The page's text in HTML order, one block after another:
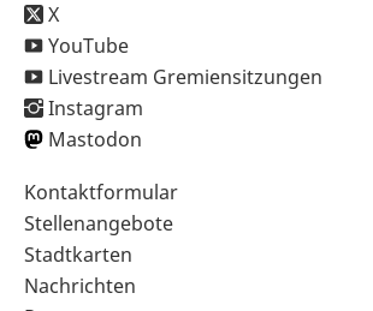
X
YouTube
Livestream Gremiensitzungen
Instagram
Mastodon
Sekundärnavigation
im
Fußbereich
Kontaktformular
Stellenangebote
Stadtkarten
Nachrichten